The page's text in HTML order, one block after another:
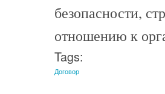
безопасности,
отношению к
Tags:
Договор